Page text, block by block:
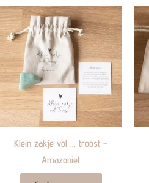
Klein zakje vol … troost –
Amazoniet